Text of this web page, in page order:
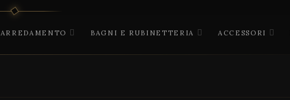
ARREDAMENTO BAGNI E RUBINETTERIA ACCESSORI